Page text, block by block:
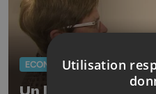
ECONOMIE
Un logiciel
Utilisation